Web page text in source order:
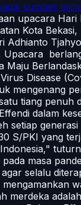
sumber
upacara Hari
Kota
Adhianto
Disease
mengenang
tiang penuh
dalam
setiap
S/PKI yang
masa
selalu
merdeka